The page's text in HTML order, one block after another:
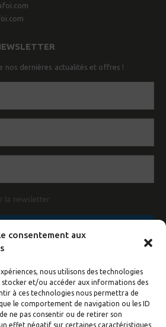
consentement aux
nous utilisons des technologies
stocker et/ou accéder aux informations des
à ces technologies nous permettra de
le comportement de navigation ou les ID
ne pas consentir ou de retirer son
effet négatif sur certaines caractéristiques
nos dernières actualités et offres !
la newsletter
S'inscrire